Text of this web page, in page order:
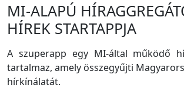
MI-ALAPÚ
HÍREK STARTAPPJA
A szuperapp egy MI-által működő
tartalmaz, amely összegyűjti
hírkínálatát.